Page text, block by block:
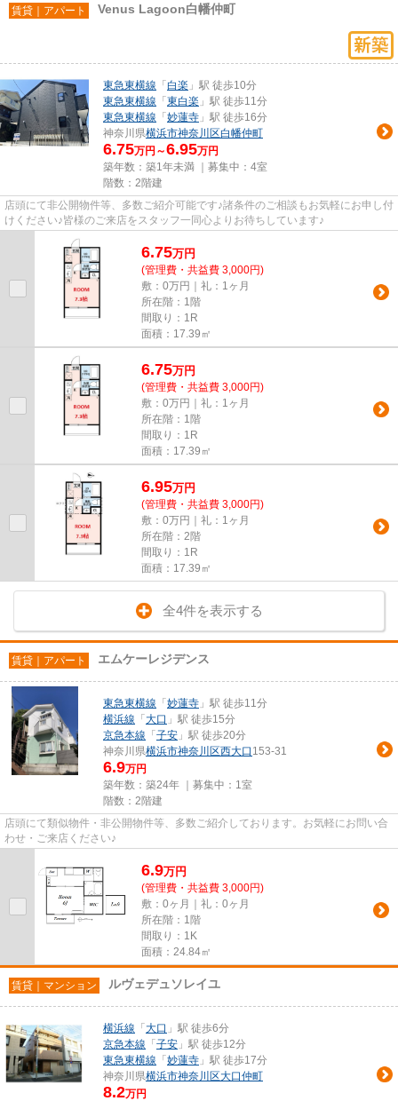
賃貸｜アパート Venus Lagoon白幡仲町
東急東横線 「 白楽 」駅 徒歩10分
東急東横線 「 東白楽 」駅 徒歩11分
東急東横線 「 妙蓮寺 」駅 徒歩16分
神奈川県横浜市神奈川区白幡仲町
6.75万円～6.95万円
築年数：築1年未満 ｜募集中： 4室
階数：2階建
店頭にて非公開物件等、多数ご紹介可能です♪諸条件のご相談もお気軽にお申し付
けください♪皆様のご来店をスタッフ一同心よりお待ちしています♪
6.75万円
(管理費・共益費 3,000円)
敷：0万円｜礼：1ヶ月
所在階：1階
間取り：1R
面積：17.39㎡
6.75万円
(管理費・共益費 3,000円)
敷：0万円｜礼：1ヶ月
所在階：1階
間取り：1R
面積：17.39㎡
6.95万円
(管理費・共益費 3,000円)
敷：0万円｜礼：1ヶ月
所在階：2階
間取り：1R
面積：17.39㎡
全4件を表示する
賃貸｜アパート エムケーレジデンス
東急東横線 「 妙蓮寺 」駅 徒歩11分
横浜線 「 大口 」駅 徒歩15分
京急本線 「 子安 」駅 徒歩20分
神奈川県横浜市神奈川区西大口 153-31
6.9万円
築年数：築24年 ｜募集中： 1室
階数：2階建
店頭にて類似物件・非公開物件等、多数ご紹介しております。お気軽にお問い合
わせ・ご来店ください♪
6.9万円
(管理費・共益費 3,000円)
敷：0ヶ月｜礼：0ヶ月
所在階：1階
間取り：1K
面積：24.84㎡
賃貸｜マンション ルヴェデュソレイユ
横浜線 「 大口 」駅 徒歩6分
京急本線 「 子安 」駅 徒歩12分
東急東横線 「 妙蓮寺 」駅 徒歩17分
神奈川県横浜市神奈川区大口仲町
8.2万円